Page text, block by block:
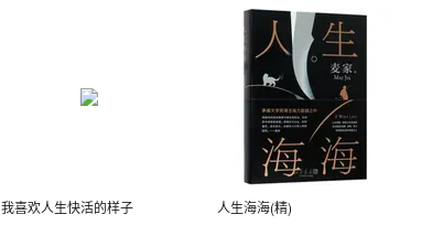
我喜欢人生快活的样子 人生海海(精)